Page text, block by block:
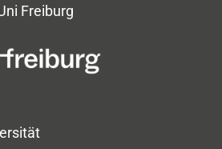
Freiburg